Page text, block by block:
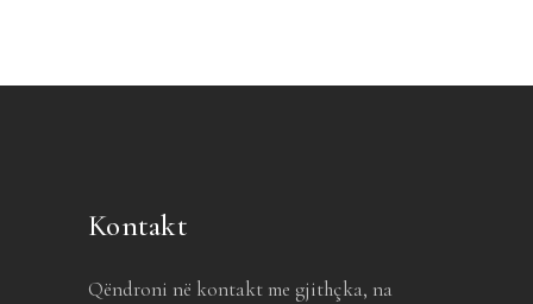
Kontakt
Qëndroni në kontakt me gjithçka, na